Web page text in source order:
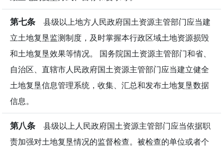
第七条 县级以上地方人民政府国土资源主管部门应当建
立土地复垦监测制度，及时掌握本行政区域土地资源损毁
和土地复垦效果等情况。 国务院国土资源主管部门和省、
自治区、直辖市人民政府国土资源主管部门应当建立健全
土地复垦信息管理系统，收集、汇总和发布土地复垦数据
信息。
第八条 县级以上人民政府国土资源主管部门应当依据职
责加强对土地复垦情况的监督检查。被检查的单位或者个